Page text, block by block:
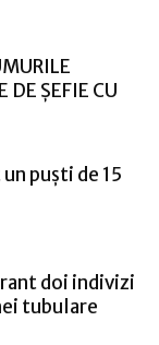
DE ȘEFIE CU
puști de 15
doi indivizi
tubulare